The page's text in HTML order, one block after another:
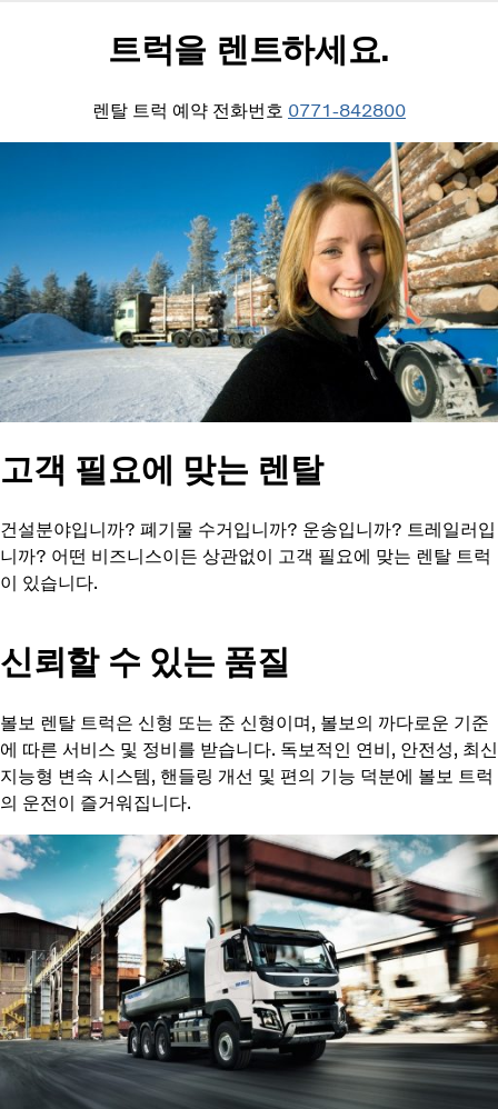
트럭을 렌트하세요.
렌탈 트럭 예약 전화번호 0771-842800
고객 필요에 맞는 렌탈
건설분야입니까? 폐기물 수거입니까? 운송입니까? 트레일러입
니까? 어떤 비즈니스이든 상관없이 고객 필요에 맞는 렌탈 트럭
이 있습니다.
신뢰할 수 있는 품질
볼보 렌탈 트럭은 신형 또는 준 신형이며, 볼보의 까다로운 기준
에 따른 서비스 및 정비를 받습니다. 독보적인 연비, 안전성, 최신
지능형 변속 시스템, 핸들링 개선 및 편의 기능 덕분에 볼보 트럭
의 운전이 즐거워집니다.